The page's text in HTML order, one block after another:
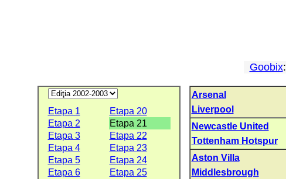
Goobix:
Etapa 1
Etapa 20
Etapa 2
Etapa 21
Etapa 3
Etapa 22
Etapa 4
Etapa 23
Etapa 5
Etapa 24
Etapa 6
Etapa 25
Arsenal
Liverpool
Newcastle United
Tottenham Hotspur
Aston Villa
Middlesbrough